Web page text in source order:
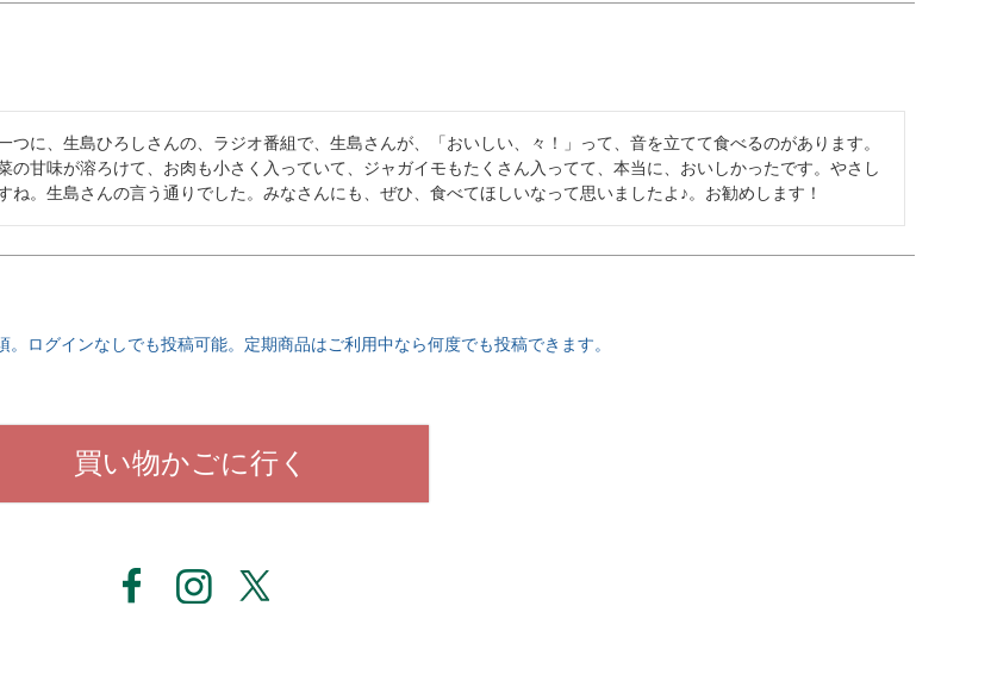
に、生島ひろしさんの、ラジオ番組で、生島さんが、「おいしい、々！」って、音を立てて食べるのがあります。
甘味が溶ろけて、お肉も小さく入っていて、ジャガイモもたくさん入ってて、本当に、おいしかったです。やさし
。生島さんの言う通りでした。みなさんにも、ぜひ、食べてほしいなって思いましたよ♪。お勧めします！
グインなしでも投稿可能。定期商品はご利用中なら何度でも投稿できます。
買い物かごに行く